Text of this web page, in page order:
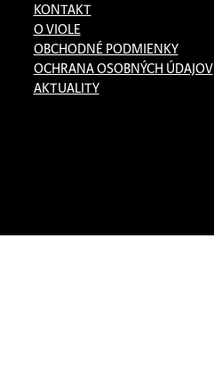
KONTAKT
O VIOLE
OBCHODNÉ PODMIENKY
OCHRANA OSOBNÝCH ÚDAJOV
AKTUALITY